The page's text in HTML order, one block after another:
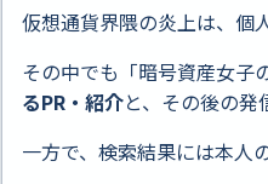
仮想通貨界隈の炎上は、個
その中でも「暗号資産女子
るPR・紹介と、その後の発
一方で、検索結果には本人